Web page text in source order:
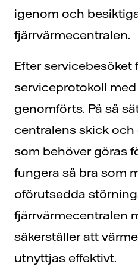
igenom och
fjärrvärmecentralen.
Efter
serviceprotokoll
genomförts. På så
centralens skick
som behöver göras
fungera så bra som
oförutsedda
fjärrvärmecentralen
säkerställer att
utnyttjas effektivt.